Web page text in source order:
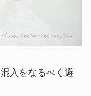
入をなるべく避